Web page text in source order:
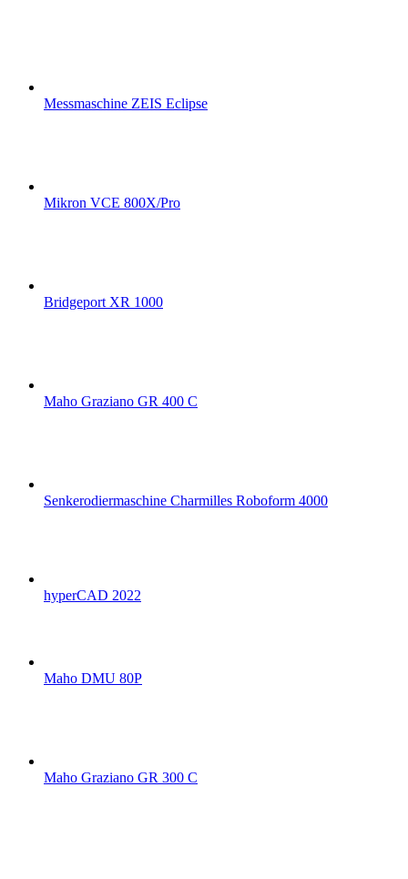
Messmaschine ZEIS Eclipse
Mikron VCE 800X/Pro
Bridgeport XR 1000
Maho Graziano GR 400 C
Senkerodiermaschine Charmilles Roboform 4000
hyperCAD 2022
Maho DMU 80P
Maho Graziano GR 300 C